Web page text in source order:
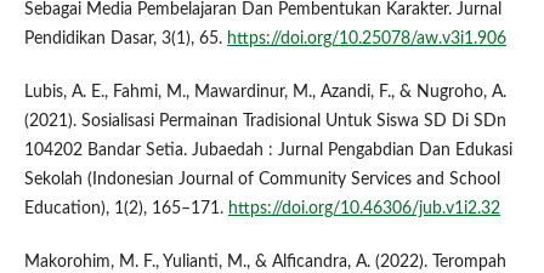
Sebagai Media Pembelajaran Dan Pembentukan Karakter. Jurnal
Pendidikan Dasar, 3(1), 65. https://doi.org/10.25078/aw.v3i1.906
Lubis, A. E., Fahmi, M., Mawardinur, M., Azandi, F., & Nugroho, A.
(2021). Sosialisasi Permainan Tradisional Untuk Siswa SD Di SDn
104202 Bandar Setia. Jubaedah : Jurnal Pengabdian Dan Edukasi
Sekolah (Indonesian Journal of Community Services and School
Education), 1(2), 165–171. https://doi.org/10.46306/jub.v1i2.32
Makorohim, M. F., Yulianti, M., & Alficandra, A. (2022). Terompah